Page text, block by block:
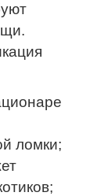
ломки;